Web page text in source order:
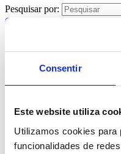
Consentir
Este website utiliza
Utilizamos cookies para
funcionalidades de
Pesquisar por:
Canecas
Caneca em vidro com efeito
Fornecida em caixa de